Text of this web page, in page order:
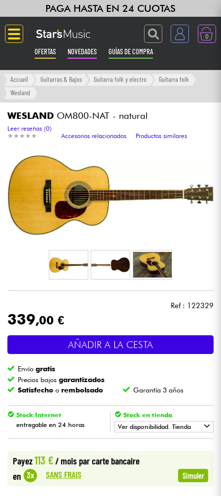
PAGA HASTA EN 24 CUOTAS
0
OFERTAS NOVEDADES GUÍAS DE COMPRA
Langue
Ampli & Efectos
Sintetizadores & samplers
Grabación
Auriculares
Micros
Luces
Vientos
Violines y cuarteto
Niños
Cables & Acces.
Accueil Guitarras & Bajos Guitarra folk y electro
Guitarra folk
Wesland
WESLAND OM800-NAT - natural
★ ★ ★ ★ ★
★ ★ ★ ★ ★
Leer reseñas (0)
Accesorios relacionados
Productos similares
Ref : 122329
339,00 €
AÑADIR A LA CESTA
Envíogratis
Precios bajosgarantizados
Satisfecho o rembolsado Garantía 3 años
Stock Internet
entregable en 24 horas
Stock en tienda
Ver disponibilidad. Tienda
•
Payez113 € / mois par carte bancaire
en 3x SANS FRAIS Simuler